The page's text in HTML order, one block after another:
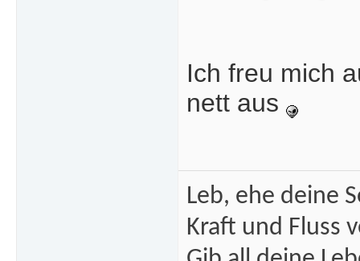
Ich freu mich
nett aus
Leb, ehe deine
Kraft und Fluss